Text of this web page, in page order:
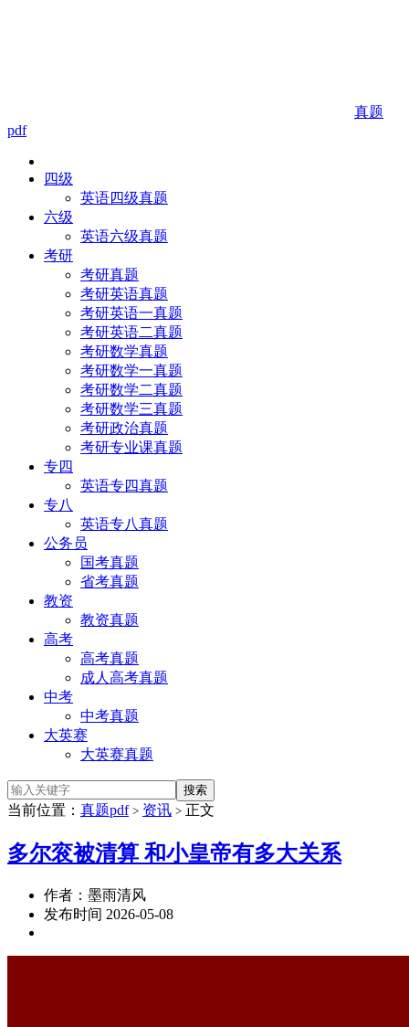
真题
pdf
四级
英语四级真题
六级
英语六级真题
考研
考研真题
考研英语真题
考研英语一真题
考研英语二真题
考研数学真题
考研数学一真题
考研数学二真题
考研数学三真题
考研政治真题
考研专业课真题
专四
英语专四真题
专八
英语专八真题
公务员
国考真题
省考真题
教资
教资真题
高考
高考真题
成人高考真题
中考
中考真题
大英赛
大英赛真题
当前位置： 真题pdf > 资讯 > 正文
多尔衮被清算 和小皇帝有多大关系
作者：墨雨清风
发布时间 2026-05-08